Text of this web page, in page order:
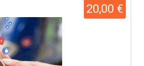
20,00 €